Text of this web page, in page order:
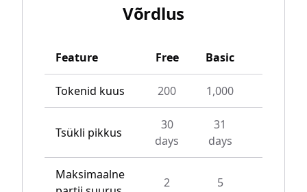
Võrdlus
Feature Free Basic
Tokenid kuus 200 1,000
Tsükli pikkus
30
days
31
days
Maksimaalne
2 5